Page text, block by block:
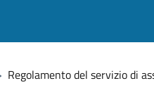
Regolamento del servizio di